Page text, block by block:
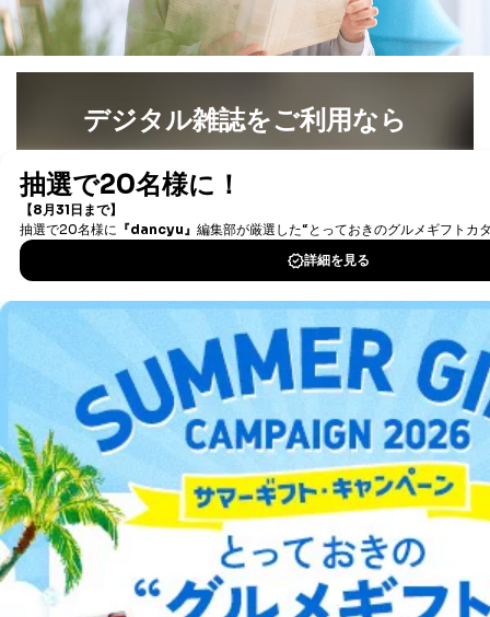
で、訂正、追加、変更を行っていただくことが出来ま
す。マイページをご利用いただけない方、その他の方に
つきましては、下記Aをご覧ください。 また、ご登録い
ただいた個人情報のうち、市町村などの名称および郵便
期限など、商品のお届けやご請求を行う上で支障がある
情報に変更があった場合には、当社が登録情報を変更さ
A.開示等の求めの申し出先、提出していただく書面等
開示等の求めは、電話又は電子メールにて下記までお申
し付けください。開示等の求めに際して提出していただ
く書面等については、その際にご案内いたします。
TEL:0570-200-223
株式会社富士山マガジンサービス 個人情報問い合わせ
受付時間：10:00～17:00（土、日、祝、年末年始休業）
■電子メールによる場合
e-mail： cs@fujisan.co.jp
B.開示等の対応に際して、以下記載の項目のうち2項目
以上での本人確認を実施させていただきます。
商品を購入された個人のお客様：氏名、住所、電話番
号、顧客番号、メールアドレス
商品を購入された法人のお客様：氏名、会社名、部署
名、会社住所、電話番号、顧客番号、メールアドレス
採用に応募された方：氏名、住所、所属学校（会社）
デジタル雑誌をご利用なら
書籍）が無料で読み放題！
DOWNLOAD FOR IOS
DOWNLOAD FOR ANDROID
ご利用方法はこちら
総合案内
アフィリエイト 採用情報
プレスリリース お問い合わせ